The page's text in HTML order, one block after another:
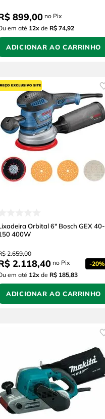
899,00 no Pix
em até 12x de R$ 74,92
ADICIONAR AO CARRINHO
Orbital 6" Bosch GEX 40-
400W
2.659,00
2.118,40 no Pix -20%
em até 12x de R$ 185,83
ADICIONAR AO CARRINHO